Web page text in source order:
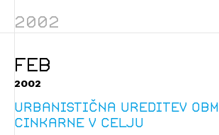
POZABLJENO GESLO
REGISTRIRAJTE SE
2002
FEB
2002
Urbanistična ureditev
cinkarne v Celju
Novičnik izobraževanj
Tedenski novičnik javnih naročil
Dnevne medijske objave